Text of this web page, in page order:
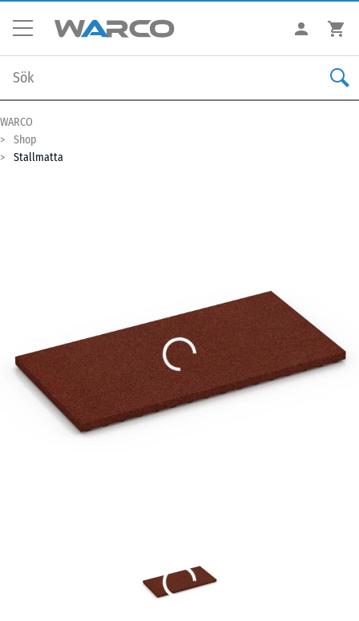
WARCO
Shop
Stallmatta